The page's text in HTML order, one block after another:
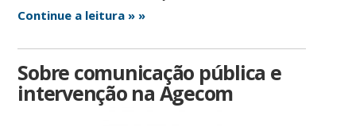
Continue a leitura » »
Sobre comunicação pública e
intervenção na Agecom